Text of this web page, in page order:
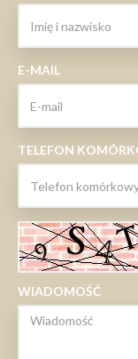
E-MAIL
TELEFON
WIADOMOŚĆ